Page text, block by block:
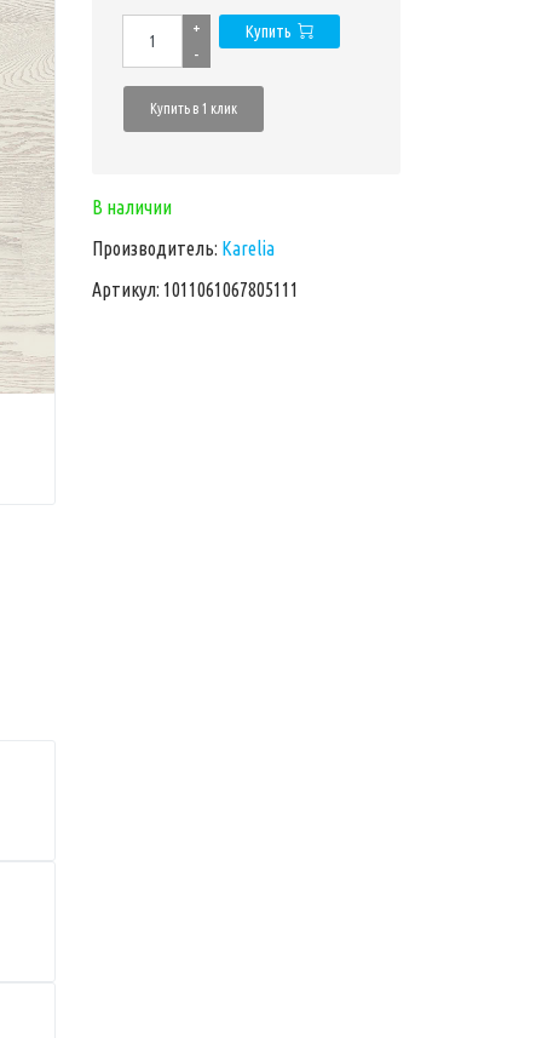
+
-
Купить
Купить в 1 клик
В наличии
Производитель: Karelia
Артикул: 1011061067805111